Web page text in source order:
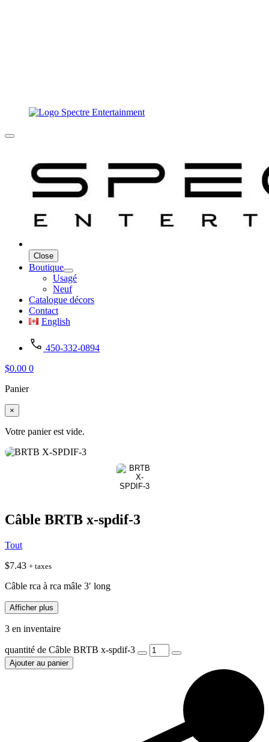
Close
Boutique
Usagé
Neuf
Catalogue décors
Contact
English
450-332-0894
$0.00 0
Panier
×
Votre panier est vide.
Câble BRTB x-spdif-3
Tout
$7.43 + taxes
Câble rca à rca mâle 3′ long
Afficher plus
3 en inventaire
quantité de Câble BRTB x-spdif-3
Ajouter au panier